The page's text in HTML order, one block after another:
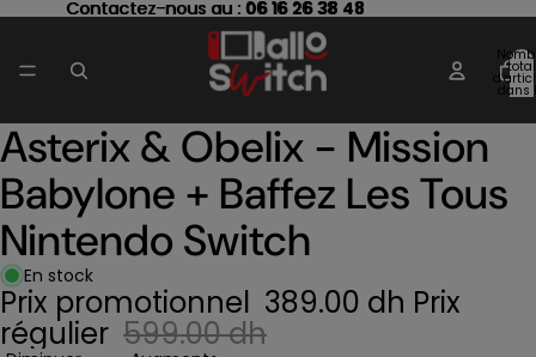
Contactez-nous au : 06 16 26 38 48
Contactez-nous au : 06 16 26 38 48
total
dans
Ouvrir
l’image
en
plein
écran
Asterix & Obelix - Mission
Babylone + Baffez Les Tous
Nintendo Switch
En stock
Prix promotionnel 389.00 dh Prix
régulier 599.00 dh